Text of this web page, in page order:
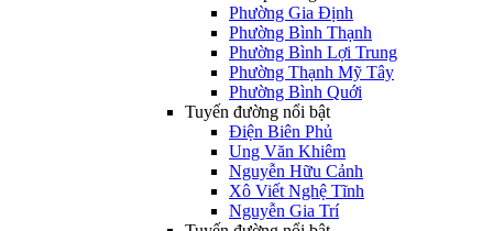
Phường Gia Định
Phường Bình Thạnh
Phường Bình Lợi Trung
Phường Thạnh Mỹ Tây
Phường Bình Quới
Tuyến đường nổi bật
Điện Biên Phủ
Ung Văn Khiêm
Nguyễn Hữu Cảnh
Xô Viết Nghệ Tĩnh
Nguyễn Gia Trí